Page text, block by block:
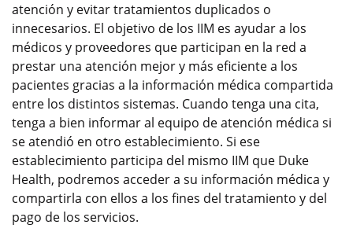
atención y evitar tratamientos duplicados o
innecesarios. El objetivo de los IIM es ayudar a los
médicos y proveedores que participan en la red a
prestar una atención mejor y más eficiente a los
pacientes gracias a la información médica compartida
entre los distintos sistemas. Cuando tenga una cita,
tenga a bien informar al equipo de atención médica si
se atendió en otro establecimiento. Si ese
establecimiento participa del mismo IIM que Duke
Health, podremos acceder a su información médica y
compartirla con ellos a los fines del tratamiento y del
pago de los servicios.